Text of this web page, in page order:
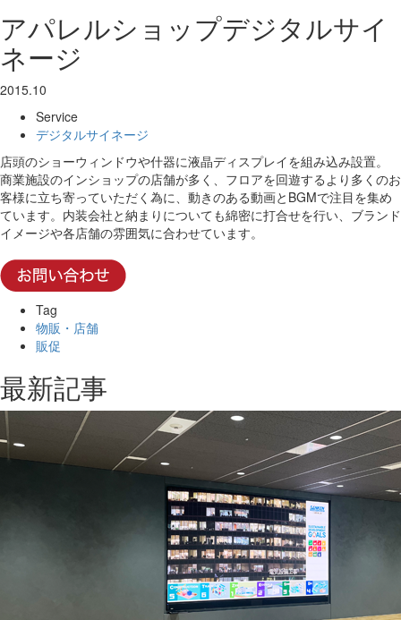
アパレルショップデジタルサイ
ネージ
2015.10
Service
デジタルサイネージ
店頭のショーウィンドウや什器に液晶ディスプレイを組み込み設置。
商業施設のインショップの店舗が多く、フロアを回遊するより多くのお
客様に立ち寄っていただく為に、動きのある動画とBGMで注目を集め
ています。内装会社と納まりについても綿密に打合せを行い、ブランド
イメージや各店舗の雰囲気に合わせています。
Tag
物販・店舗
販促
最新記事